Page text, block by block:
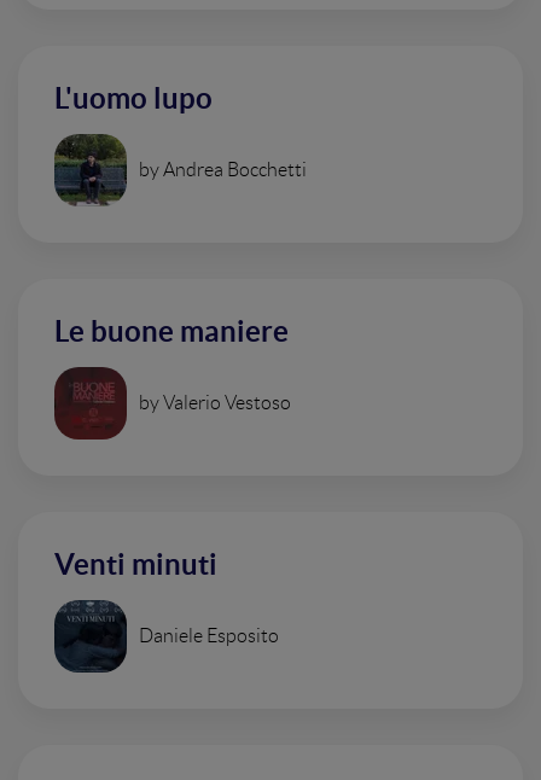
L'uomo lupo
by Andrea Bocchetti
Le buone maniere
by Valerio Vestoso
Venti minuti
Daniele Esposito